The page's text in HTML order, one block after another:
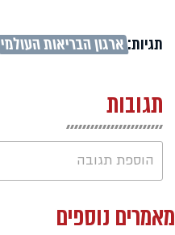
תגיות:ארגון הבריאות העולמי
תגובות
הוספת תגובה
מאמרים נוספים